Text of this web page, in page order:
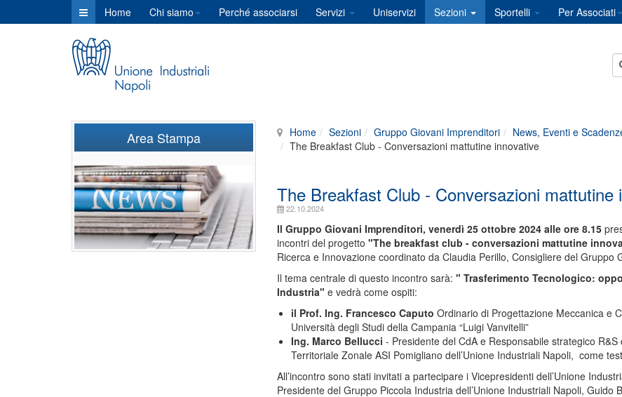
Home Chi siamo Perché associarsi Servizi Uniservizi Sezioni Sportelli Per Associati
Home Sezioni Gruppo Giovani Imprenditori News, Eventi e
The Breakfast Club - Conversazioni mattutine innovative
The Breakfast Club - Conversazioni mattutine
22.10.2024
Il Gruppo Giovani Imprenditori, venerdì 25 ottobre 2024 alle ore 8.15
incontri del progetto "The breakfast club - conversazioni mattutine
Ricerca e Innovazione coordinato da Claudia Perillo, Consigliere del Gruppo
Il tema centrale di questo incontro sarà: " Trasferimento Tecnologico:
Industria" e vedrà come ospiti:
il Prof. Ing. Francesco Caputo Ordinario di Progettazione Meccanica e
Università degli Studi della Campania “Luigi Vanvitelli”
Ing. Marco Bellucci - Presidente del CdA e Responsabile strategico
Territoriale Zonale ASI Pomigliano dell’Unione Industriali Napoli, come
All’incontro sono stati invitati a partecipare i Vicepresidenti dell’Unione
Presidente del Gruppo Piccola Industria dell’Unione Industriali Napoli, Guido
Area Stampa